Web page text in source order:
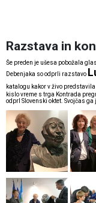
Razstava in
Še preden je ušesa pobožala
Debenjaka so odprli razstavo
katalogu kakor v živo predstavila
kislo vreme s trga Kontrada
odprl Slovenski oktet. Svojčas ga